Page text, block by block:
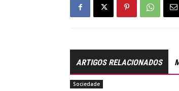
ARTIGOS RELACIONADOS
Sociedade